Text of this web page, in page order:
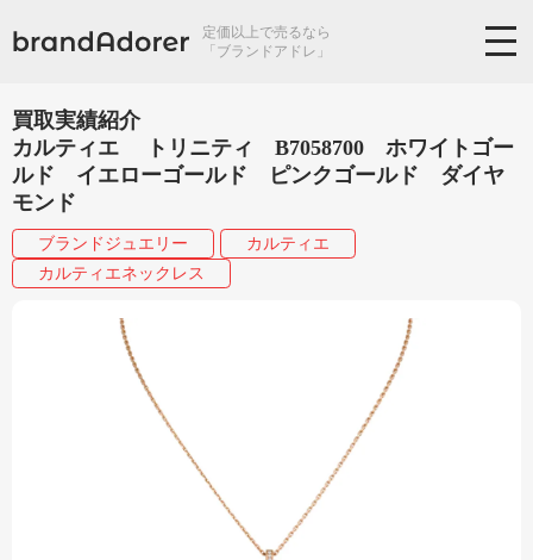
定価以上で売るなら
「ブランドアドレ」
買取実績紹介
カルティエ トリニティ B7058700 ホワイトゴー
ルド イエローゴールド ピンクゴールド ダイヤ
モンド
ブランドジュエリー
カルティエ
カルティエネックレス